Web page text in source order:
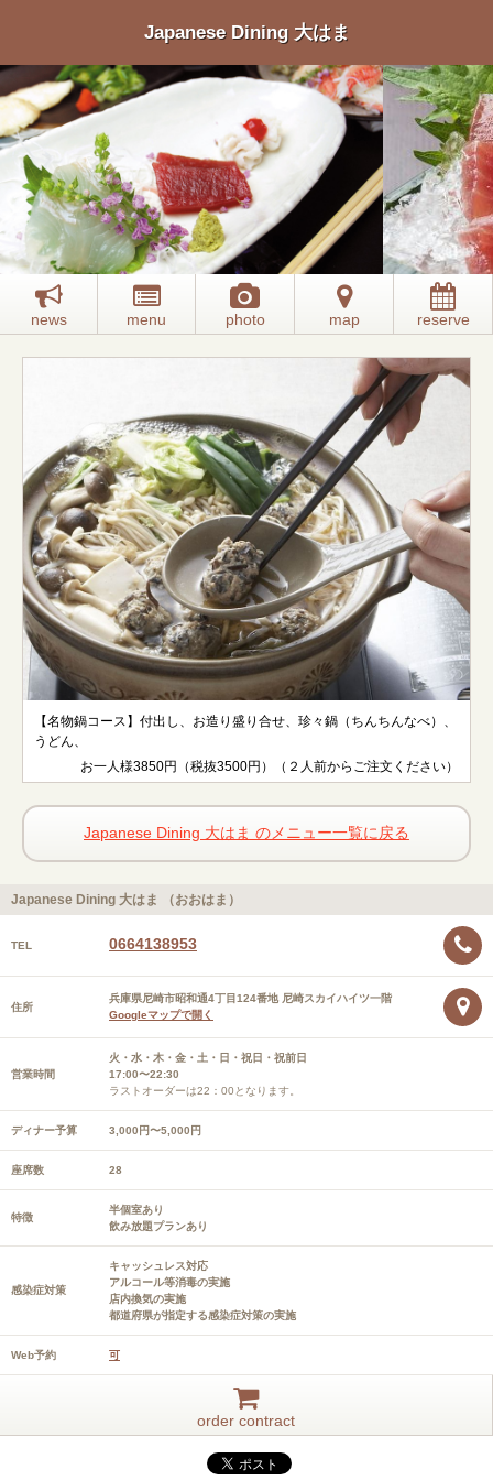
Japanese Dining 大はま
news menu photo map reserve
【名物鍋コース】付出し、お造り盛り合せ、珍々鍋（ちんちんなべ）、
うどん、
お一人様3850円（税抜3500円）（２人前からご注文ください）
Japanese Dining 大はま のメニュー一覧に戻る
Japanese Dining 大はま （おおはま）
TEL 0664138953
住所
兵庫県尼崎市昭和通4丁目124番地 尼崎スカイハイツ一階
Googleマップで開く
営業時間
火・水・木・金・土・日・祝日・祝前日
17:00〜22:30
ラストオーダーは22：00となります。
ディナー予算 3,000円〜5,000円
座席数 28
特徴
半個室あり
飲み放題プランあり
感染症対策
キャッシュレス対応
アルコール等消毒の実施
店内換気の実施
都道府県が指定する感染症対策の実施
Web予約 可
order contract